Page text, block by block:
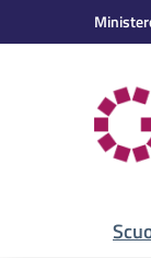
Vai ai contenuti
Vai al menu di